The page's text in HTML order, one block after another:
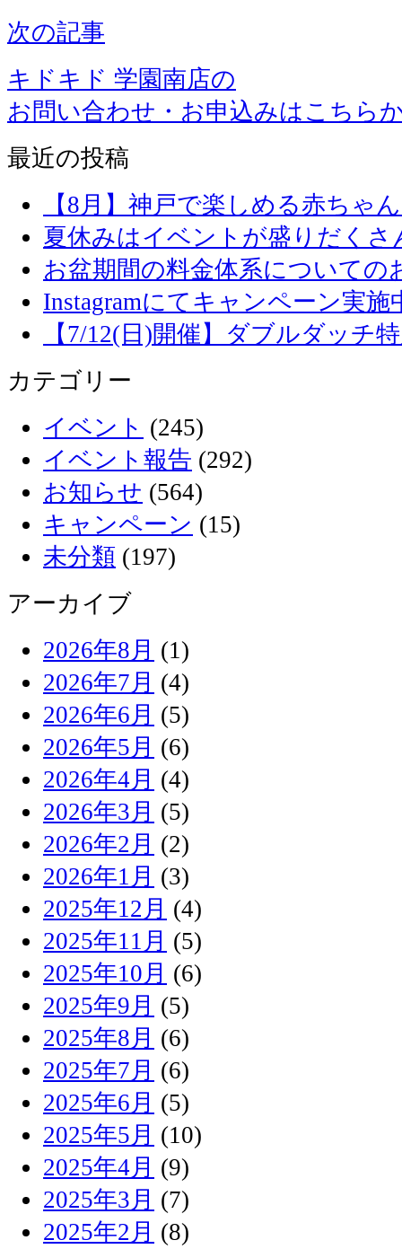
次の記事
キドキド 学園南店の
お問い合わせ・お申込みはこちら
最近の投稿
【8月】神戸で楽しめる赤ちゃ
夏休みはイベントが盛りだくさ
お盆期間の料金体系についての
Instagramにてキャンペーン実施
【7/12(日)開催】ダブルダッチ
カテゴリー
イベント (245)
イベント報告 (292)
お知らせ (564)
キャンペーン (15)
未分類 (197)
アーカイブ
2026年8月 (1)
2026年7月 (4)
2026年6月 (5)
2026年5月 (6)
2026年4月 (4)
2026年3月 (5)
2026年2月 (2)
2026年1月 (3)
2025年12月 (4)
2025年11月 (5)
2025年10月 (6)
2025年9月 (5)
2025年8月 (6)
2025年7月 (6)
2025年6月 (5)
2025年5月 (10)
2025年4月 (9)
2025年3月 (7)
2025年2月 (8)